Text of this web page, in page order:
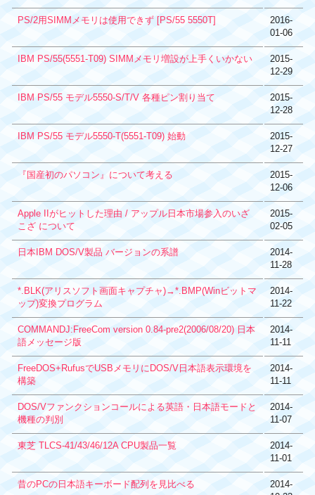
PS/2用SIMMメモリは使用できず [PS/55 5550T]
2016-
01-06
IBM PS/55(5551-T09) SIMMメモリ増設が上手くいかない
2015-
12-29
IBM PS/55 モデル5550-S/T/V 各種ピン割り当て
2015-
12-28
IBM PS/55 モデル5550-T(5551-T09) 始動
2015-
12-27
『国産初のパソコン』について考える
2015-
12-06
Apple IIがヒットした理由 / アップル日本市場参入のいざ
こざ について
2015-
02-05
日本IBM DOS/V製品 バージョンの系譜
2014-
11-28
*.BLK(アリスソフト画面キャプチャ)→*.BMP(Winビットマ
ップ)変換プログラム
2014-
11-22
COMMANDJ:FreeCom version 0.84-pre2(2006/08/20) 日本
語メッセージ版
2014-
11-11
FreeDOS+RufusでUSBメモリにDOS/V日本語表示環境を
構築
2014-
11-11
DOS/Vファンクションコールによる英語・日本語モードと
機種の判別
2014-
11-07
東芝 TLCS-41/43/46/12A CPU製品一覧
2014-
11-01
昔のPCの日本語キーボード配列を見比べる
2014-